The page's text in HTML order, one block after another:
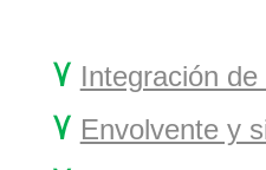
۷ Integración
۷ Envolvente y